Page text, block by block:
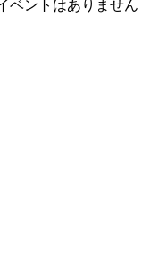
ベントはありません